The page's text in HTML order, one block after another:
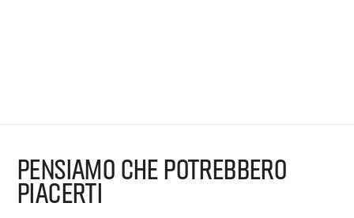
PENSIAMO CHE POTREBBERO
PIACERTI